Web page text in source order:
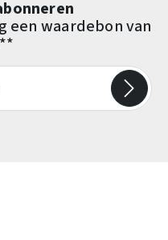
een waardebon van